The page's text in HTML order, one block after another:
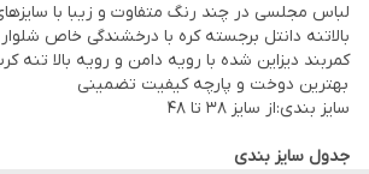
لباس را در درون آب گرم قرار داده تا خیس شود
ضخیم بودن بافت پارچه مقداری پودر لباس شویی
کنید، لباس را به آرامی چنگ بزنید و دقت کنید به
خشک شود لباس ها را در سایه خشک کنید به دور
لباس مجلسی در چند رنگ متفاوت و زیبا با
بالاتنه دانتل برجسته کره با درخشندگی خاص
کمربند دیزاین شده با رویه دامن و رویه بالا تنه
بهترین دوخت و پارچه کیفیت تضمینی
سایز بندی:از سایز 38 تا 48
جدول سایز بندی